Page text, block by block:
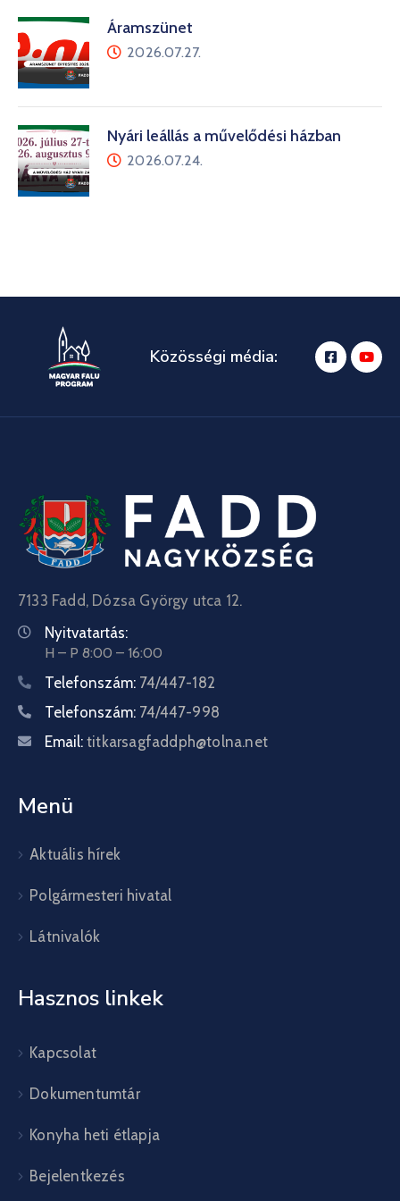
Áramszünet
2026.07.27.
Nyári leállás a művelődési házban
2026.07.24.
Közösségi média:
7133 Fadd, Dózsa György utca 12.
Nyitvatartás:
H – P 8:00 – 16:00
Telefonszám: 74/447-182
Telefonszám: 74/447-998
Email: titkarsagfaddph@tolna.net
Menü
Aktuális hírek
Polgármesteri hivatal
Látnivalók
Hasznos linkek
Kapcsolat
Dokumentumtár
Konyha heti étlapja
Bejelentkezés